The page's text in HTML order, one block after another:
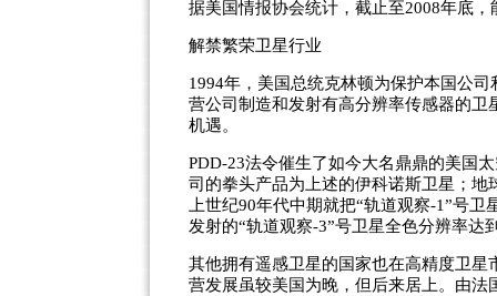
据美国情报协会统计，截止至2008年底
解禁繁荣卫星行业
1994年，美国总统克林顿为保护本国公
营公司制造和发射有高分辨率传感器的
机遇。
PDD-23法令催生了如今大名鼎鼎的美国
司的拳头产品为上述的伊科诺斯卫星；地
上世纪90年代中期就把“轨道观察-1”号
发射的“轨道观察-3”号卫星全色分辨率达
其他拥有遥感卫星的国家也在高精度卫
营发展虽较美国为晚，但后来居上。由